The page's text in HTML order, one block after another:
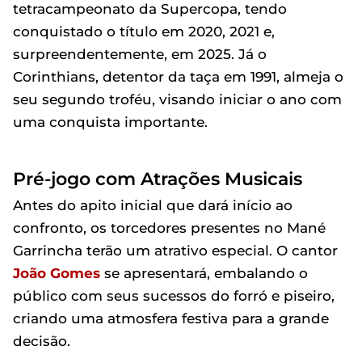
tetracampeonato da Supercopa, tendo
conquistado o título em 2020, 2021 e,
surpreendentemente, em 2025. Já o
Corinthians, detentor da taça em 1991, almeja o
seu segundo troféu, visando iniciar o ano com
uma conquista importante.
Pré-jogo com Atrações Musicais
Antes do apito inicial que dará início ao
confronto, os torcedores presentes no Mané
Garrincha terão um atrativo especial. O cantor
João Gomes se apresentará, embalando o
público com seus sucessos do forró e piseiro,
criando uma atmosfera festiva para a grande
decisão.